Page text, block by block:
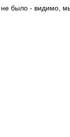
было - видимо,